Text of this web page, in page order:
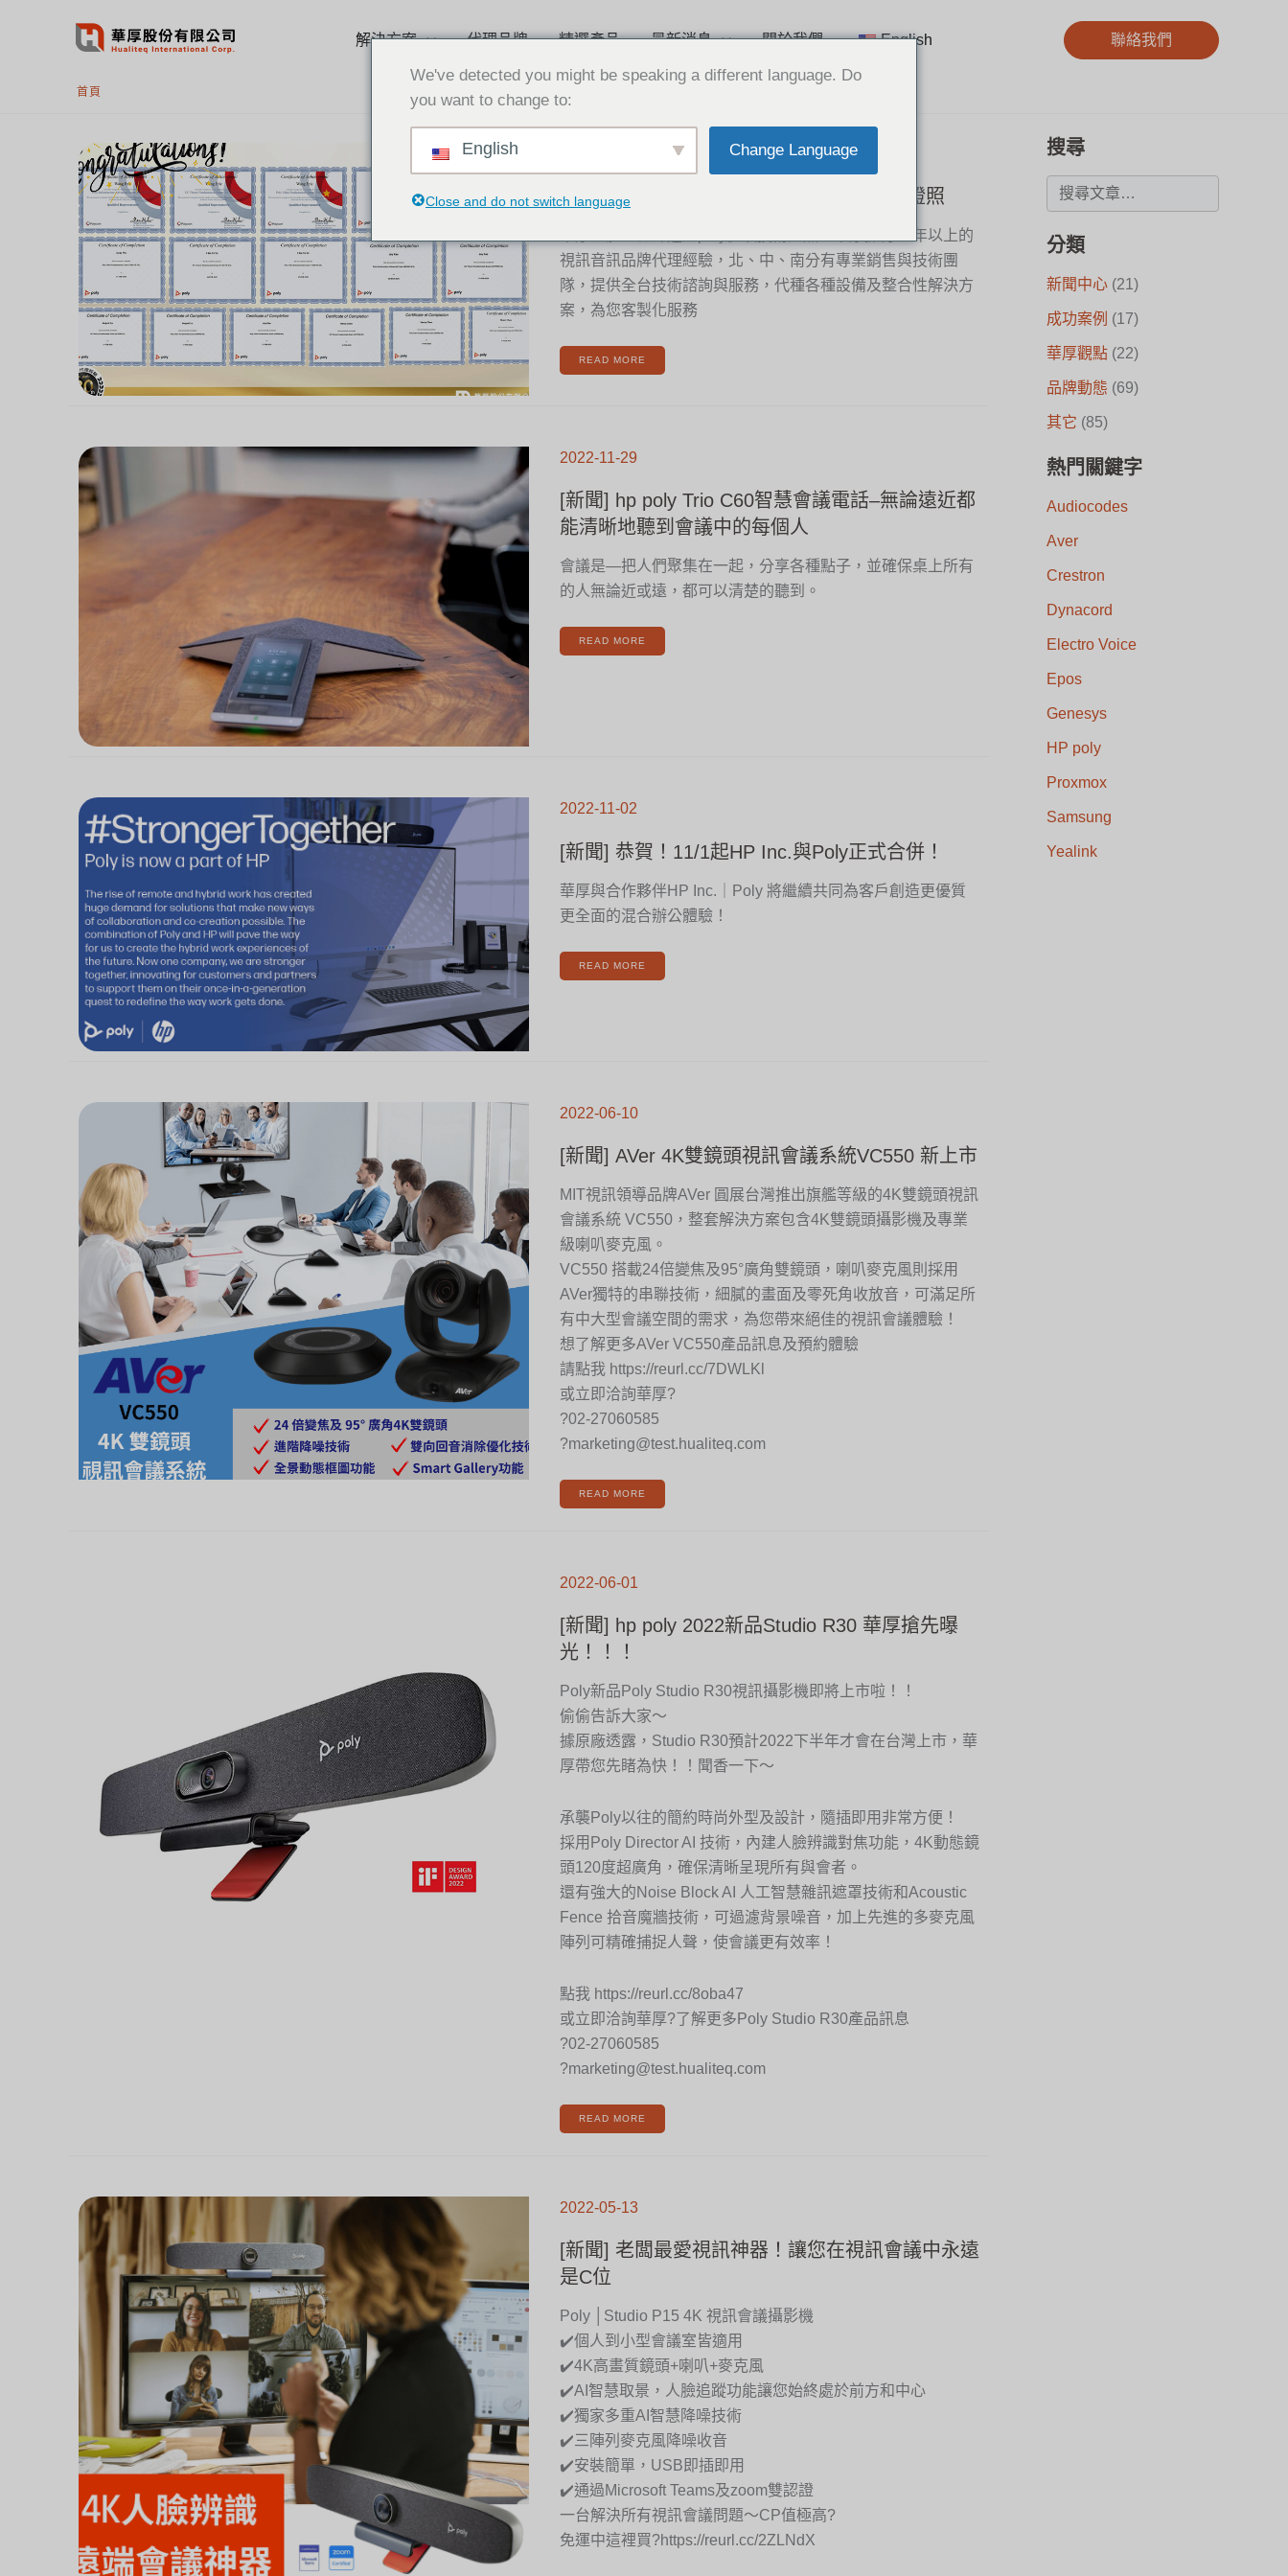
解決方案 代理品牌 精選產品 最新消息 關於我們 English 聯絡我們
首頁
賀! 華厚全體工程師 通過hp poly多項技術證照
華厚全體工程師通過poly多項技術證照。華厚擁有30年以上的
視訊音訊品牌代理經驗，北、中、南分有專業銷售與技術團
隊，提供全台技術諮詢與服務，代種各種設備及整合性解決方
案，為您客製化服務
體
師
POLY
多
項
技
證
READ MORE
2022-11-29
[新聞] hp poly Trio C60智慧會議電話–無論遠近都
能清晰地聽到會議中的每個人
會議是—把人們聚集在一起，分享各種點子，並確保桌上所有
的人無論近或遠，都可以清楚的聽到。
聞]
HP
C60
智
慧
會
議
電
–
無
論
遠
近
地
READ MORE
2022-11-02
[新聞] 恭賀！11/1起HP Inc.與Poly正式合併！
華厚與合作夥伴HP Inc.｜Poly 將繼續共同為客戶創造更優質
更全面的混合辦公體驗！
聞]
恭
HP
INC.
正
式
合
併！
READ MORE
2022-06-10
[新聞] AVer 4K雙鏡頭視訊會議系統VC550 新上市
MIT視訊領導品牌AVer 圓展台灣推出旗艦等級的4K雙鏡頭視訊
會議系統 VC550，整套解決方案包含4K雙鏡頭攝影機及專業
級喇叭麥克風。
VC550 搭載24倍變焦及95°廣角雙鏡頭，喇叭麥克風則採用
AVer獨特的串聯技術，細膩的畫面及零死角收放音，可滿足所
有中大型會議空間的需求，為您帶來絕佳的視訊會議體驗！
想了解更多AVer VC550產品訊息及預約體驗
請點我 https://reurl.cc/7DWLKl
或立即洽詢華厚?
?02-27060585
?marketing@test.hualiteq.com
聞]
AVER
頭
視
議
系
統
VC550
新
上
市
READ MORE
2022-06-01
[新聞] hp poly 2022新品Studio R30 華厚搶先曝
光！！！
Poly新品Poly Studio R30視訊攝影機即將上市啦！！
偷偷告訴大家～
據原廠透露，Studio R30預計2022下半年才會在台灣上市，華
厚帶您先睹為快！！聞香一下～
承襲Poly以往的簡約時尚外型及設計，隨插即用非常方便！
採用Poly Director AI 技術，內建人臉辨識對焦功能，4K動態鏡
頭120度超廣角，確保清晰呈現所有與會者。
還有強大的Noise Block AI 人工智慧雜訊遮罩技術和Acoustic
Fence 拾音魔牆技術，可過濾背景噪音，加上先進的多麥克風
陣列可精確捕捉人聲，使會議更有效率！
點我 https://reurl.cc/8oba47
或立即洽詢華厚?了解更多Poly Studio R30產品訊息
?02-27060585
?marketing@test.hualiteq.com
聞]
HP
品
STUDIO
R30
華
厚
曝
光！！！
READ MORE
2022-05-13
[新聞] 老闆最愛視訊神器！讓您在視訊會議中永遠
是C位
Poly │Studio P15 4K 視訊會議攝影機
✔️個人到小型會議室皆適用
✔️4K高畫質鏡頭+喇叭+麥克風
✔️AI智慧取景，人臉追蹤功能讓您始終處於前方和中心
✔️獨家多重AI智慧降噪技術
✔️三陣列麥克風降噪收音
✔️安裝簡單，USB即插即用
✔️通過Microsoft Teams及zoom雙認證
一台解決所有視訊會議問題～CP值極高?
免運中這裡買?https://reurl.cc/2ZLNdX
聞]
老
視
訊
器！
讓
視
訊
會
議
永
遠
C
搜尋
分類
新聞中心 (21)
成功案例 (17)
華厚觀點 (22)
品牌動態 (69)
其它 (85)
熱門關鍵字
Audiocodes
Aver
Crestron
Dynacord
Electro Voice
Epos
Genesys
HP poly
Proxmox
Samsung
Yealink
We've detected you might be speaking a different language. Do
you want to change to:
English Change Language
Close and do not switch language